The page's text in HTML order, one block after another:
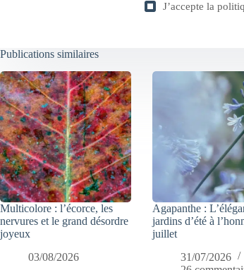
J’accepte la
Publications similaires
Multicolore : l’écorce, les
nervures et le grand désordre
joyeux
03/08/2026
Agapanthe :
jardins d’été à
juillet
31/07/2026